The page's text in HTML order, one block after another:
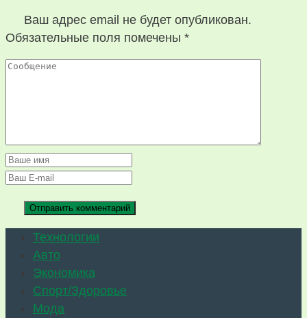
Ваш адрес email не будет опубликован.
Обязательные поля помечены *
Технологии
Авто
Экономика
Спорт/Здоровье
Мода